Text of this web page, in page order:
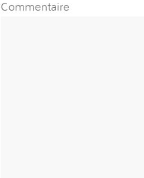
Commentaire